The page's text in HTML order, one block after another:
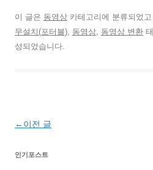
이 글은 동영상 카테고리에 분류되었고
무설치(포터블), 동영상, 동영상 변환
성되었습니다.
글
비
←이전 글
인기포스트